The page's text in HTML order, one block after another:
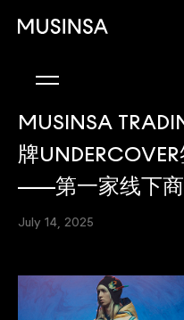
MUSINSA
牌
——第一家线下商
July 14, 2025